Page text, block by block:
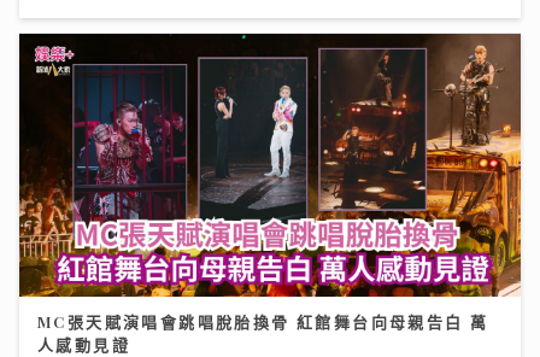
MC張天賦演唱會跳唱脫胎換骨 紅館舞台向母親告白 萬
人感動見證